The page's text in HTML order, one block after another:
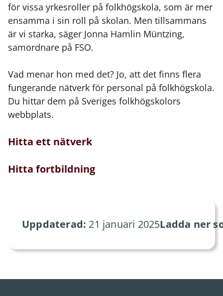
för vissa yrkesroller på folkhögskola, som är mer
ensamma i sin roll på skolan. Men tillsammans
är vi starka, säger Jonna Hamlin Müntzing,
samordnare på FSO.
Vad menar hon med det? Jo, att det finns flera
fungerande nätverk för personal på folkhögskola.
Du hittar dem på Sveriges folkhögskolors
webbplats.
Hitta ett nätverk
Hitta fortbildning
Uppdaterad: 21 januari 2025Ladda ner